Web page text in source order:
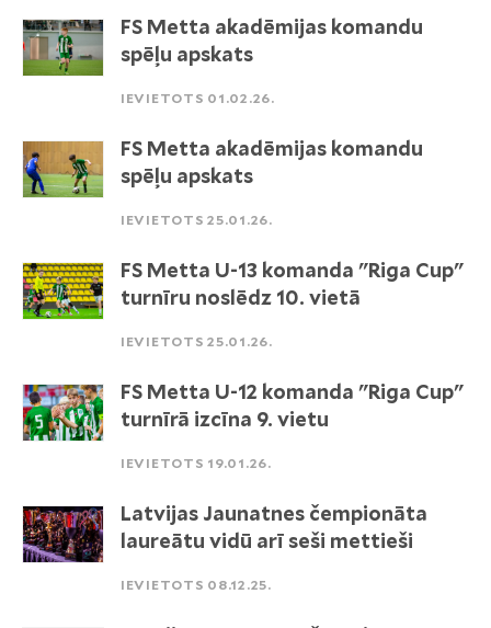
FS Metta akadēmijas komandu
spēļu apskats
IEVIETOTS 01.02.26.
FS Metta akadēmijas komandu
spēļu apskats
IEVIETOTS 25.01.26.
FS Metta U-13 komanda "Riga Cup"
turnīru noslēdz 10. vietā
IEVIETOTS 25.01.26.
FS Metta U-12 komanda "Riga Cup"
turnīrā izcīna 9. vietu
IEVIETOTS 19.01.26.
Latvijas Jaunatnes čempionāta
laureātu vidū arī seši mettieši
IEVIETOTS 08.12.25.